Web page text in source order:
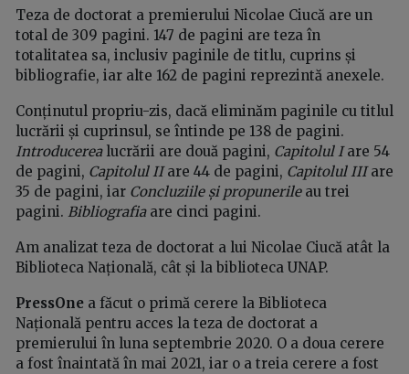
Teza de doctorat a premierului Nicolae Ciucă are un
total de 309 pagini. 147 de pagini are teza în
totalitatea sa, inclusiv paginile de titlu, cuprins și
bibliografie, iar alte 162 de pagini reprezintă anexele.
Conținutul propriu-zis, dacă eliminăm paginile cu titlul
lucrării și cuprinsul, se întinde pe 138 de pagini.
Introducerealucrării are două pagini, Capitolul Iare 54
de pagini, Capitolul IIare 44 de pagini, Capitolul IIIare
35 de pagini, iar Concluziile și propunerileau trei
pagini. Bibliografiaare cinci pagini.
Am analizat teza de doctorat a lui Nicolae Ciucă atât la
Biblioteca Națională, cât și la biblioteca UNAP.
PressOne a făcut o primă cerere la Biblioteca
Națională pentru acces la teza de doctorat a
premierului în luna septembrie 2020. O a doua cerere
a fost înaintată în mai 2021, iar o a treia cerere a fost